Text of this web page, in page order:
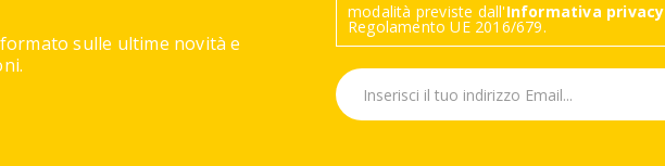
sulle ultime novità e
modalità previste dall'Informativa privacy
Regolamento UE 2016/679.